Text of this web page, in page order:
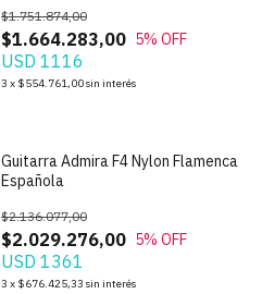
$1.664.283,00
$1.751.874,00
5% OFF
USD 1116
3 x $554.761,00sin interés
Guitarra Admira F4 Nylon Flamenca
Española
$2.029.276,00
$2.136.077,00
5% OFF
USD 1361
3 x $676.425,33 sin interés